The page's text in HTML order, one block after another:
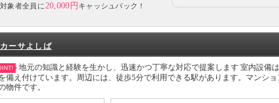
対象者全員に 20,000円 キャッシュバック！
カーサよしば
地元の知識と経験を生かし、迅速かつ丁寧な対応で提案します 室内設備
備え付けています。周辺には、徒歩5分で利用できる駅があります。マンシ
物件です。